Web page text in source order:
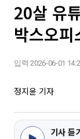
20살 유
박스오
입력 2026-06-01
정지윤 기자
기사 듣